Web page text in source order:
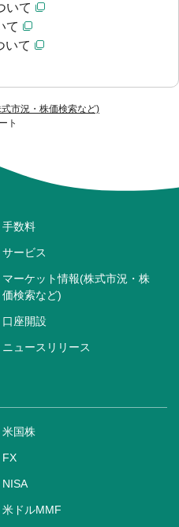
市況・株価検索など)
ト
いて
て
いて
手数料
サービス
マーケット情報(株式市況・株
価検索など)
口座開設
ニュースリリース
米国株
FX
NISA
米ドルMMF